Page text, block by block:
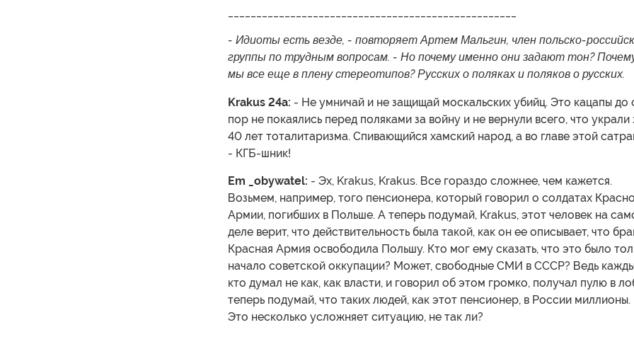
- Идиоты есть везде, - повторяет Артем Мальгин, член польско-
группы по трудным вопросам. - Но почему именно они задают тон?
мы все еще в плену стереотипов? Русских о поляках и поляков о русских.
Krakus 24a: - Не умничай и не защищай москальских убийц. Это кацапы до
пор не покаялись перед поляками за войну и не вернули всего, что украли
40 лет тоталитаризма. Спивающийся хамский народ, а во главе этой
- КГБ-шник!
Em _obywatel: - Эх, Krakus, Krakus. Все гораздо сложнее, чем кажется.
Возьмем, например, того пенсионера, который говорил о солдатах
Армии, погибших в Польше. А теперь подумай, Krakus, этот человек на
деле верит, что действительность была такой, как он ее описывает, что
Красная Армия освободила Польшу. Кто мог ему сказать, что это было
начало советской оккупации? Может, свободные СМИ в СССР? Ведь
кто думал не как, как власти, и говорил об этом громко, получал пулю в
теперь подумай, что таких людей, как этот пенсионер, в России миллионы.
Это несколько усложняет ситуацию, не так ли?